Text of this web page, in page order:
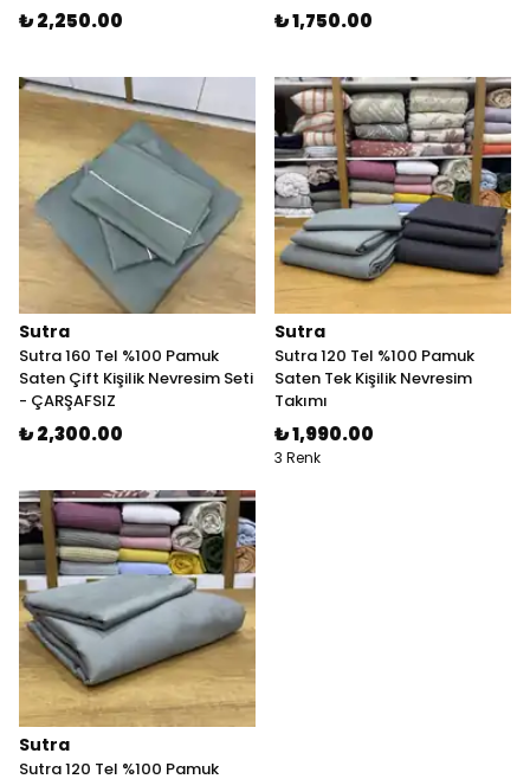
₺ 2,250.00 ₺ 1,750.00
Sutra
Sutra 160 Tel %100 Pamuk
Saten Çift Kişilik Nevresim Seti
- ÇARŞAFSIZ
₺ 2,300.00
Sutra
Sutra 120 Tel %100 Pamuk
Saten Tek Kişilik Nevresim
Takımı
₺ 1,990.00
3 Renk
Sutra
Sutra 120 Tel %100 Pamuk